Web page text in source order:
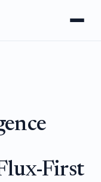
First